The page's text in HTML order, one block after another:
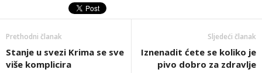
Prethodni članak
Stanje u svezi Krima se sve
više komplicira
Sljedeći članak
Iznenadit ćete se koliko je
pivo dobro za zdravlje